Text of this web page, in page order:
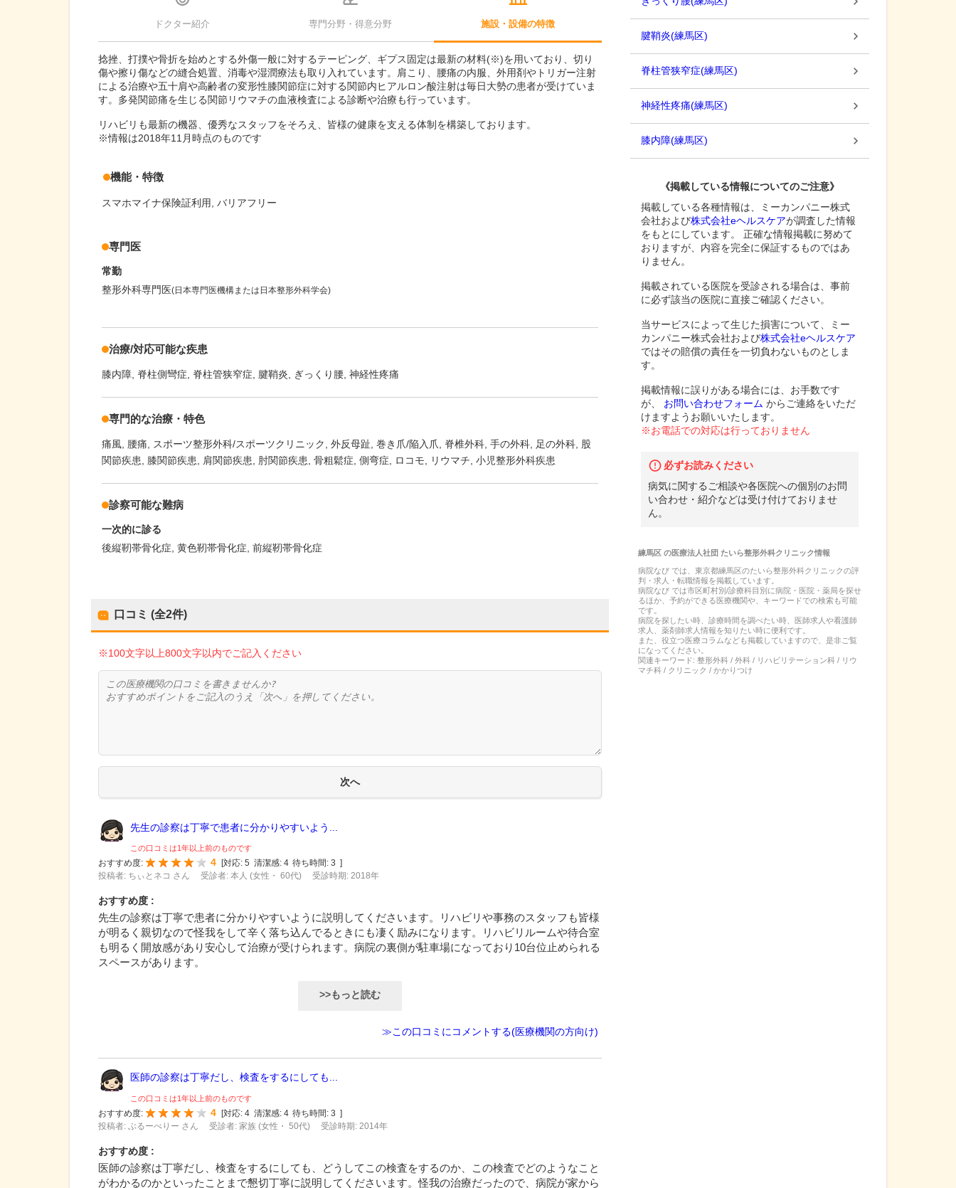
ドクター紹介 専門分野・得意分野 施設・設備の特徴
捻挫、打撲や骨折を始めとする外傷一般に対するテーピング、ギプス固定は最新の材料(※)を用いており、切り
傷や擦り傷などの縫合処置、消毒や湿潤療法も取り入れています。肩こり、腰痛の内服、外用剤やトリガー注射
による治療や五十肩や高齢者の変形性膝関節症に対する関節内ヒアルロン酸注射は毎日大勢の患者が受けていま
す。多発関節痛を生じる関節リウマチの血液検査による診断や治療も行っています。
リハビリも最新の機器、優秀なスタッフをそろえ、皆様の健康を支える体制を構築しております。
※情報は2018年11月時点のものです
機能・特徴
スマホマイナ保険証利用 バリアフリー
専門医
常勤
整形外科専門医(日本専門医機構または日本整形外科学会)
治療/対応可能な疾患
膝内障 脊柱側彎症 脊柱管狭窄症 腱鞘炎 ぎっくり腰 神経性疼痛
専門的な治療・特色
痛風 腰痛 スポーツ整形外科/スポーツクリニック 外反母趾 巻き爪/陥入爪 脊椎外科 手の外科 足の外科 股
関節疾患
膝関節疾患 肩関節疾患 肘関節疾患 骨粗鬆症 側弯症 ロコモ リウマチ 小児整形外科疾患
診察可能な難病
一次的に診る
後縦靭帯骨化症 黄色靭帯骨化症 前縦靭帯骨化症
口コミ (全2件)
※100文字以上800文字以内でご記入ください
先生の診察は丁寧で患者に分かりやすいよう...
この口コミは1年以上前のものです
おすすめ度:
4 対応: 5 清潔感: 4 待ち時間: 3
投稿者: ちぃとネコ さん
受診者: 本人 (女性・ 60代) 受診時期: 2018年
おすすめ度 :
先生の診察は丁寧で患者に分かりやすいように説明してくださいます。リハビリや事務のスタッフも皆様
が明るく親切なので怪我をして辛く落ち込んでるときにも凄く励みになります。リハビリルームや待合室
も明るく開放感があり安心して治療が受けられます。病院の裏側が駐車場になっており10台位止められる
スペースがあります。
>>もっと読む
≫この口コミにコメントする(医療機関の方向け)
医師の診察は丁寧だし、検査をするにしても...
この口コミは1年以上前のものです
おすすめ度:
4 [対応: 4 清潔感: 4 待ち時間: 3 ]
投稿者: ぶるーべりー さん
受診者: 家族 (女性・ 50代) 受診時期: 2014年
おすすめ度 :
医師の診察は丁寧だし、検査をするにしても、どうしてこの検査をするのか、この検査でどのようなこと
がわかるのかといったことまで懇切丁寧に説明してくださいます。怪我の治療だったので、病院が家から
腱鞘炎(練馬区)
脊柱管狭窄症(練馬区)
神経性疼痛(練馬区)
膝内障(練馬区)
《掲載している情報についてのご注意》
掲載している各種情報は、ミーカンパニー株式
会社および株式会社eヘルスケアが調査した情報
をもとにしています。 正確な情報掲載に努めて
おりますが、内容を完全に保証するものではあ
りません。
掲載されている医院を受診される場合は、事前
に必ず該当の医院に直接ご確認ください。
当サービスによって生じた損害について、ミー
カンパニー株式会社および株式会社eヘルスケア
ではその賠償の責任を一切負わないものとしま
す。
掲載情報に誤りがある場合には、お手数です
が、
お問い合わせフォーム からご連絡をいただ
けますようお願いいたします。
※お電話での対応は行っておりません
必ずお読みください
病気に関するご相談や各医院への個別のお問
い合わせ・紹介などは受け付けておりませ
ん。
練馬区の医療法人社団 たいら整形外科クリニック情報
病院なび では、 東京都練馬区のたいら整形外科クリニックの評
判・求人・転職情報を掲載しています。
病院なび では市区町村別/診療科目別に病院・医院・薬局を探せ
るほか、予約ができる医療機関や、キーワードでの検索も可能
です。
病院を探したい時、診療時間を調べたい時、医師求人や看護師
求人、薬剤師求人情報を知りたい時に便利です。
また、役立つ医療コラムなども掲載していますので、是非ご覧
になってください。
関連キーワード: 整形外科 / 外科 / リハビリテーション科 / リウ
マチ科 / クリニック / かかりつけ